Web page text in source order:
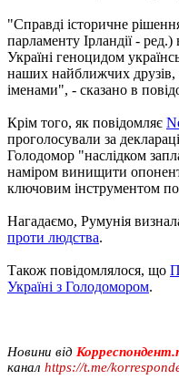
"Справді історичне
парламенту Ірландії -
Україні геноцидом
наших найближчих друзів,
іменами", - сказано в
Крім того, як повідомляє
проголосували за
Голодомор "наслідком
наміром винищити
ключовим інструментом
Нагадаємо, Румунія
проти людства.
Також повідомлялося, що
Україні з Голодомором.
Новини від
канал https://t.me/